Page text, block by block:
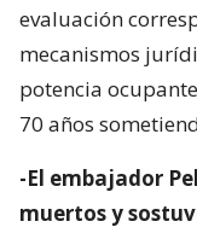
evaluación
mecanismos
potencia
70 años
-El embajador
muertos y